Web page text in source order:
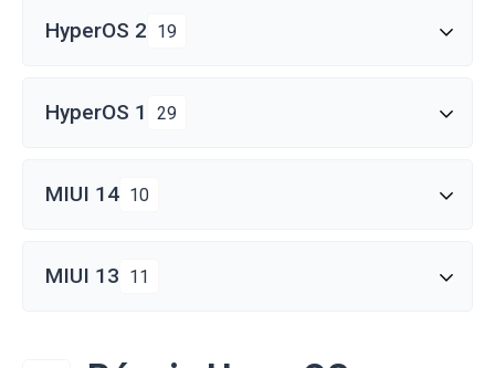
HyperOS 2 19
HyperOS 1 29
MIUI 14 10
MIUI 13 11